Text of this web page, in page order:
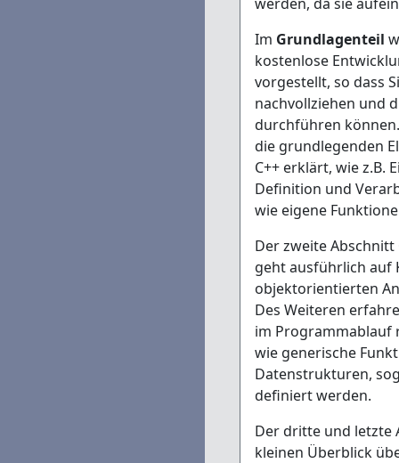
Im Grundlagenteil
kostenlose
vorgestellt, so dass
nachvollziehen und
durchführen
die grundlegenden
C++ erklärt, wie z.B.
Definition und
wie eigene
Der zweite Abschnitt
geht ausführlich auf
objektorientierten
Des Weiteren
im Programmablauf
wie generische
Datenstrukturen,
definiert werden.
Der dritte und letzte
kleinen Überblick